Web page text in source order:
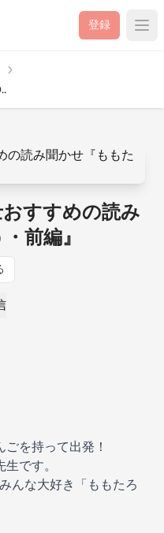
登録
おすすめの読み
前編』
ごを持って出発！
です。
んな大好き「ももたろ